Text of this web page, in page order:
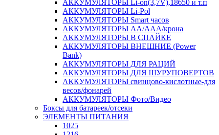
АККУМУЛЯТОРЫ Li-on(3,7V),18650 и т.п
АККУМУЛЯТОРЫ Li-Pol
АККУМУЛЯТОРЫ Smart часов
АККУМУЛЯТОРЫ АА/ААА/крона
АККУМУЛЯТОРЫ В СПАЙКЕ
АККУМУЛЯТОРЫ ВНЕШНИЕ (Power
Bank)
АККУМУЛЯТОРЫ ДЛЯ РАЦИЙ
АККУМУЛЯТОРЫ ДЛЯ ШУРУПОВЕРТОВ
АККУМУЛЯТОРЫ свинцово-кислотные-для
весов/фонарей
АККУМУЛЯТОРЫ Фото/Видео
Боксы для батареек/отсеки
ЭЛЕМЕНТЫ ПИТАНИЯ
1025